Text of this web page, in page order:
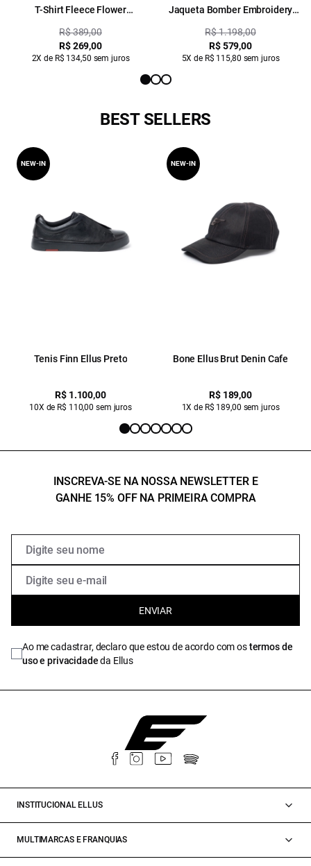
T-Shirt Fleece Flower
R$ 389,00
R$ 269,00
2X de R$ 134,50 sem juros
Jaqueta Bomber Embroidery
R$ 1.198,00
R$ 579,00
5X de R$ 115,80 sem juros
BEST SELLERS
Tenis Finn Ellus Preto
R$ 1.100,00
10X de R$ 110,00 sem juros
NEW-IN
Bone Ellus Brut Denin Cafe
R$ 189,00
1X de R$ 189,00 sem juros
NEW-IN
INSCREVA-SE NA NOSSA NEWSLETTER E
GANHE 15% OFF NA PRIMEIRA COMPRA
ENVIAR
Ao me cadastrar, declaro que estou de acordo com ostermos de
uso e privacidadeda Ellus
INSTITUCIONAL ELLUS
MULTIMARCAS E FRANQUIAS